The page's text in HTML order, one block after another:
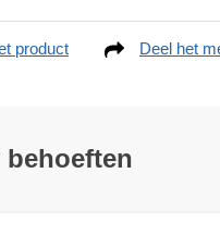
product Deel het